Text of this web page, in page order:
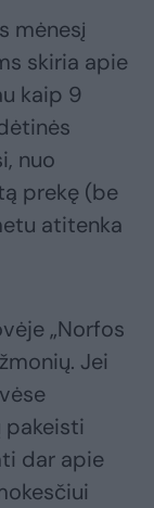
mėnesį
skiria apie
kaip 9
nuo
prekę (be
atitenka
„Norfos
Jei
pakeisti
dar apie